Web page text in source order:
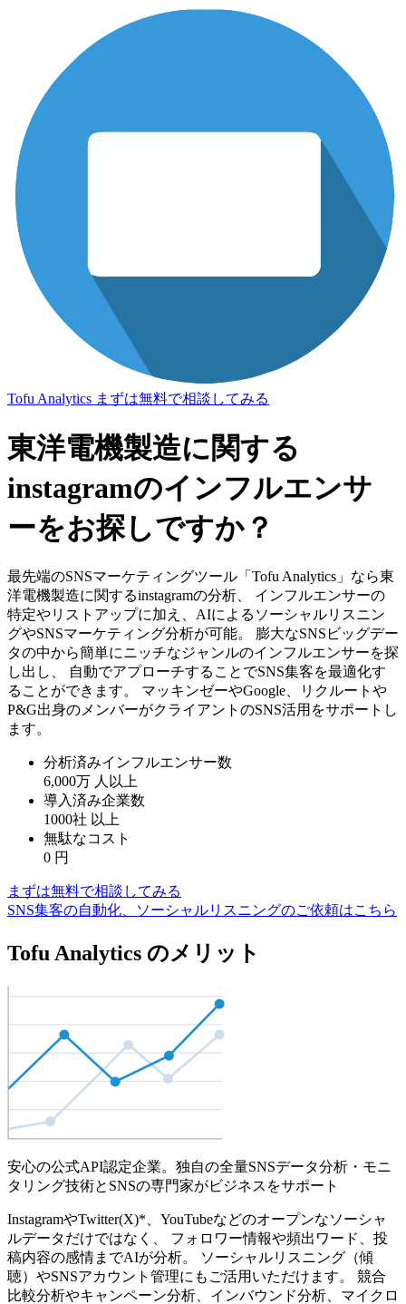
Tofu Analytics まずは無料で相談してみる
東洋電機製造に関する
instagramのインフルエンサ
ーをお探しですか？
最先端のSNSマーケティングツール「Tofu Analytics」なら東
洋電機製造に関するinstagramの分析、 インフルエンサーの
特定やリストアップに加え、AIによるソーシャルリスニン
グやSNSマーケティング分析が可能。 膨大なSNSビッグデー
タの中から簡単にニッチなジャンルのインフルエンサーを探
し出し、 自動でアプローチすることでSNS集客を最適化す
ることができます。 マッキンゼーやGoogle、リクルートや
P&G出身のメンバーがクライアントのSNS活用をサポートし
ます。
分析済みインフルエンサー数
6,000万 人以上
導入済み企業数
1000社 以上
無駄なコスト
0 円
まずは無料で相談してみる
SNS集客の自動化、ソーシャルリスニングのご依頼はこちら
Tofu Analytics のメリット
安心の公式API認定企業。独自の全量SNSデータ分析・モニ
タリング技術とSNSの専門家がビジネスをサポート
InstagramやTwitter(X)*、YouTubeなどのオープンなソーシャ
ルデータだけではなく、 フォロワー情報や頻出ワード、投
稿内容の感情までAIが分析。 ソーシャルリスニング（傾
聴）やSNSアカウント管理にもご活用いただけます。 競合
比較分析やキャンペーン分析、インバウンド分析、マイクロ